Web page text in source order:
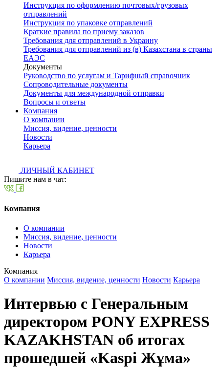
Инструкция по оформлению почтовых/грузовых
отправлений
Инструкция по упаковке отправлений
Краткие правила по приему заказов
Требования для отправлений в Украину
Требования для отправлений из (в) Казахстана в страны
ЕАЭС
Документы
Руководство по услугам и Тарифный справочник
Сопроводительные документы
Документы для международной отправки
Вопросы и ответы
Компания
О компании
Миссия, видение, ценности
Новости
Карьера
ЛИЧНЫЙ КАБИНЕТ
Пишите нам в чат:
Компания
О компании
Миссия, видение, ценности
Новости
Карьера
Компания
О компании Миссия, видение, ценности Новости Карьера
Интервью с Генеральным
директором PONY EXPRESS
KAZAKHSTAN об итогах
прошедшей «Kaspi Жұма»